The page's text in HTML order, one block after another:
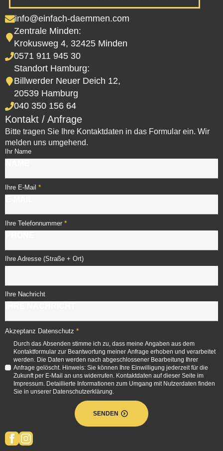
info@einfach-daemmen.com
Zentrale Minden:
Krokusweg 4, 32425 Minden
0571 911 945 30
Standort Hamburg:
Billwerder Neuer Deich 12,
20539 Hamburg
040 350 156 64
Kontakt / Anfrage
Bitte tragen Sie Ihre Kontaktdaten in das Formular ein. Wir
melden uns umgehend.
Ihr Name
Ihre E-Mail *
Ihre Telefonnummer *
Ihre Adresse (Straße + Ort)
Ihre Nachricht
Akzeptanz Datenschutz *
Durch das Absenden stimme ich zu, dass meine Angaben aus dem
Kontaktformular zur Beantwortung meiner Anfrage erhoben und verarbeitet
werden. Die Daten werden nach abgeschlossener Bearbeitung Ihrer
Anfrage gelöscht. Hinweis: Sie können Ihre Einwilligung jederzeit für die
Zukunft per E-Mail an uns widerrufen. Kontaktdaten auf dieser Seite im
Impressum. Detaillierte Informationen zum Umgang mit Nutzerdaten finden
Sie in unserer Datenschutzerklärung.
SENDEN